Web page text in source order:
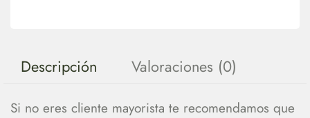
Descripción Valoraciones (0)
Si no eres cliente mayorista te recomendamos que